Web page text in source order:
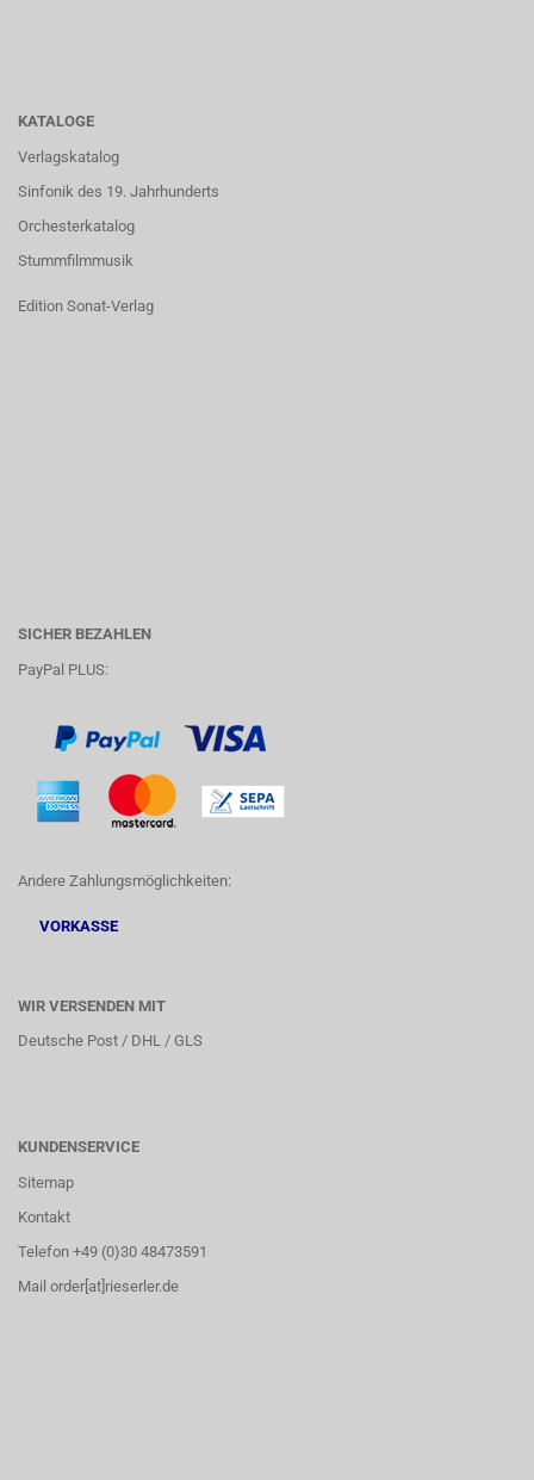
KATALOGE
Verlagskatalog
Sinfonik des 19. Jahrhunderts
Orchesterkatalog
Stummfilmmusik
Edition Sonat-Verlag
SICHER BEZAHLEN
PayPal PLUS:
Andere Zahlungsmöglichkeiten:
VORKASSE
WIR VERSENDEN MIT
Deutsche Post / DHL / GLS
KUNDENSERVICE
Sitemap
Kontakt
Telefon +49 (0)30 48473591
Mail order[at]rieserler.de